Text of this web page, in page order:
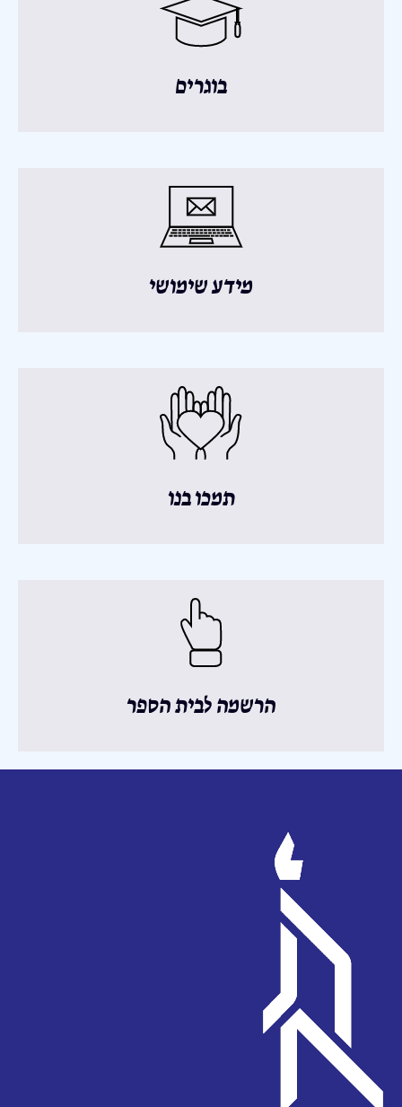
בוגרים
מידע שימושי
תמכו בנו
הרשמה לבית הספר